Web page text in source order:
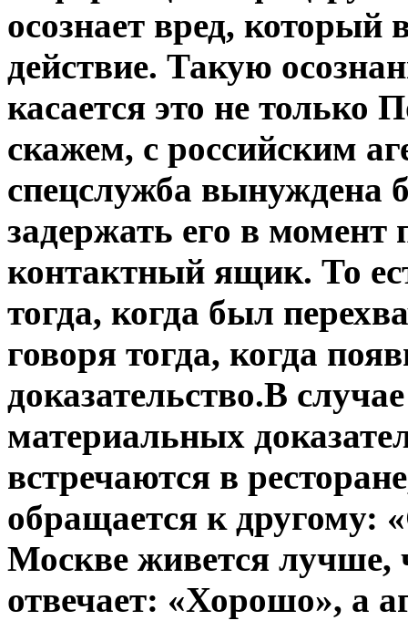
осознает вред, который
действие. Такую
касается это не
скажем, с российским
спецслужба вынуждена
задержать его в момент
контактный ящик. То
тогда, когда был
говоря тогда, когда
доказательство.В
материальных
встречаются в
обращается к другому:
Москве живется лучше,
отвечает: «Хорошо», а